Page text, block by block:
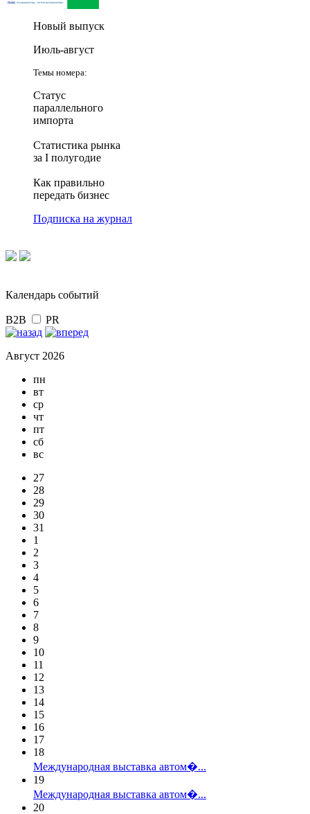
Новый выпуск
Июль-август
Темы номера:
Статус
параллельного
импорта
Статистика рынка
за I полугодие
Как правильно
передать бизнес
Подписка на журнал
Календарь событий
B2B PR
Август 2026
пн
вт
ср
чт
пт
сб
вс
27
28
29
30
31
1
2
3
4
5
6
7
8
9
10
11
12
13
14
15
16
17
18
Международная выставка автом�...
19
Международная выставка автом�...
20